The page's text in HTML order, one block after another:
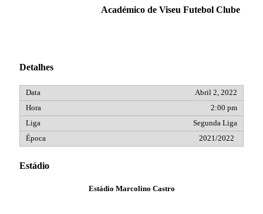
Académico de Viseu Futebol Clube
Detalhes
Abril 2, 2022
2:00 pm
Segunda Liga
2021/2022
Estádio
Estádio Marcolino Castro